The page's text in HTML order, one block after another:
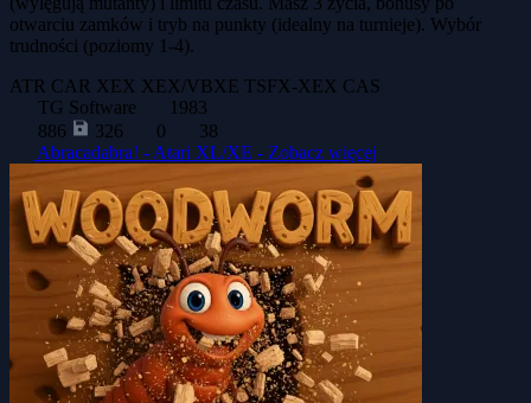
otwarciu zamków i tryb na punkty (idealny na turnieje). Wybór
trudności (poziomy 1-4).
ATR CAR XEX XEX/VBXE TSFX-XEX CAS
TG Software
1983
886
326 0
38
Abracadabra! - Atari XL/XE - Zobacz więcej